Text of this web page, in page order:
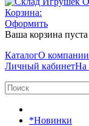
Корзина:
Оформить
Ваша корзина пуста
КаталогО компании
Личный кабинетНа
*Новинки